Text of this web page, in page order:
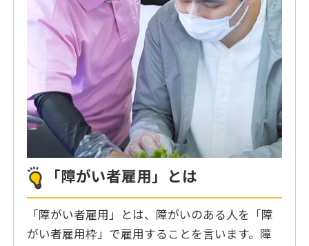
「障がい者雇用」とは
「障がい者雇用」とは、障がいのある人を「障
がい者雇用枠」で雇用することを言います。障